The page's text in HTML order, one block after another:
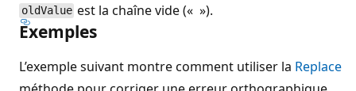
oldValue est la chaîne vide (« »).
Exemples
L’exemple suivant montre comment utiliser la Replace